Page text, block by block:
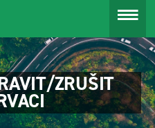
ZRUŠIT